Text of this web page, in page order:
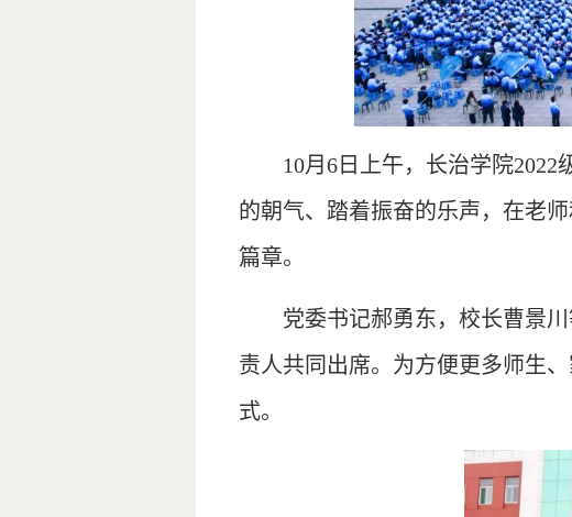
10月6日上午，长治学院
的朝气、踏着振奋的乐声，在老
篇章。
党委书记郝勇东，校长曹景
责人共同出席。为方便更多师生
式。